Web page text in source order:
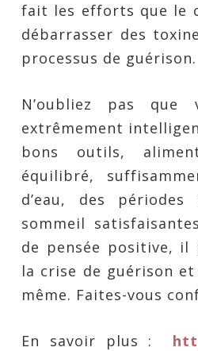
fait les efforts que le
débarrasser des
processus de guérison.
N’oubliez pas
extrêmement
bons outils,
équilibré,
d’eau, des
sommeil
de pensée positive, il
la crise de guérison
même. Faites-vous
En savoir plus :